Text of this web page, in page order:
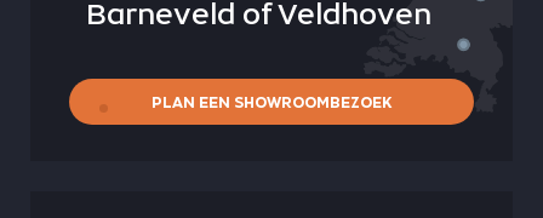
Barneveld of Veldhoven
PLAN EEN SHOWROOMBEZOEK